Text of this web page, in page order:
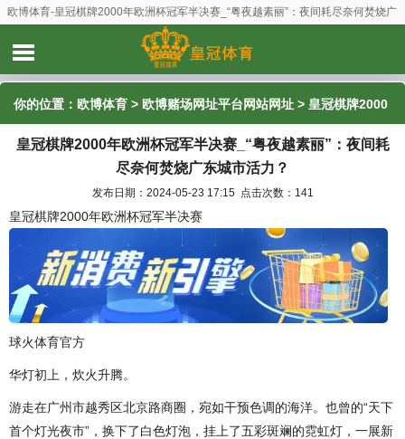
欧博体育-皇冠棋牌2000年欧洲杯冠军半决赛_“粤夜越素丽”：夜间耗尽奈何焚烧广
你的位置： 欧博体育 > 欧博赌场网址平台网站网址 > 皇冠棋牌2000
年欧洲杯冠军半决赛_“粤夜越素丽”：夜间耗尽奈何焚烧广东城市活
皇冠棋牌2000年欧洲杯冠军半决赛_“粤夜越素丽”：夜间耗
尽奈何焚烧广东城市活力？
发布日期：2024-05-23 17:15 点击次数：141
皇冠棋牌2000年欧洲杯冠军半决赛
球火体育官方
华灯初上，炊火升腾。
游走在广州市越秀区北京路商圈，宛如干预色调的海洋。也曾的“天下
首个灯光夜市”，换下了白色灯泡，挂上了五彩斑斓的霓虹灯，一展新